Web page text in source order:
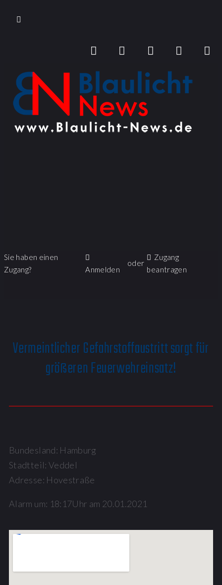
Sie haben einen
Zugang?
Anmelden
oder
Zugang
beantragen
Vermeintlicher Gefahrstoffaustritt sorgt für
größeren Feuerwehreinsatz!
Bundesland: Hamburg
Stadtteil: Veddel
Adresse: Hovestraße
Alarm um: 18:17Uhr am 20.01.2021